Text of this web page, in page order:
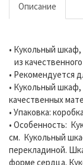
Описание
• Кукольный
из
• Рекомендуется
• Кукольный
качественных
• Упаковка: коробка
• Особенность:
см. Кукольный
перекладиной.
форме сердца.